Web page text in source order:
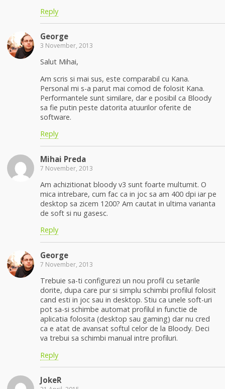
Reply
George
3 November, 2013
Salut Mihai,
Am scris si mai sus, este comparabil cu Kana.
Personal mi s-a parut mai comod de folosit Kana.
Performantele sunt similare, dar e posibil ca Bloody
sa fie putin peste datorita atuurilor oferite de
software.
Reply
Mihai Preda
7 November, 2013
Am achizitionat bloody v3 sunt foarte multumit. O
mica intrebare, cum fac ca in joc sa am 400 dpi iar pe
desktop sa zicem 1200? Am cautat in ultima varianta
de soft si nu gasesc.
Reply
George
7 November, 2013
Trebuie sa-ti configurezi un nou profil cu setarile
dorite, dupa care pur si simplu schimbi profilul folosit
cand esti in joc sau in desktop. Stiu ca unele soft-uri
pot sa-si schimbe automat profilul in functie de
aplicatia folosita (desktop sau gaming) dar nu cred
ca e atat de avansat softul celor de la Bloody. Deci
va trebui sa schimbi manual intre profiluri.
Reply
JokeR